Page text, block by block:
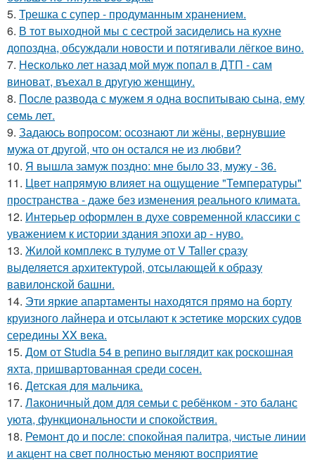
5. Трешка с супер - продуманным хранением.
6. В тот выходной мы с сестрой засиделись на кухне
допоздна, обсуждали новости и потягивали лёгкое вино.
7. Несколько лет назад мой муж попал в ДТП - сам
виноват, въехал в другую женщину.
8. После развода с мужем я одна воспитываю сына, ему
семь лет.
9. Задаюсь вопросом: осознают ли жёны, вернувшие
мужа от другой, что он остался не из любви?
10. Я вышла замуж поздно: мне было 33, мужу - 36.
11. Цвет напрямую влияет на ощущение "Температуры"
пространства - даже без изменения реального климата.
12. Интерьер оформлен в духе современной классики с
уважением к истории здания эпохи ар - нуво.
13. Жилой комплекс в тулуме от V Taller сразу
выделяется архитектурой, отсылающей к образу
вавилонской башни.
14. Эти яркие апартаменты находятся прямо на борту
круизного лайнера и отсылают к эстетике морских судов
середины XX века.
15. Дом от Studia 54 в репино выглядит как роскошная
яхта, пришвартованная среди сосен.
16. Детская для мальчика.
17. Лаконичный дом для семьи с ребёнком - это баланс
уюта, функциональности и спокойствия.
18. Ремонт до и после: спокойная палитра, чистые линии
и акцент на свет полностью меняют восприятие